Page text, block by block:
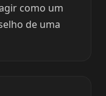
como um
de uma